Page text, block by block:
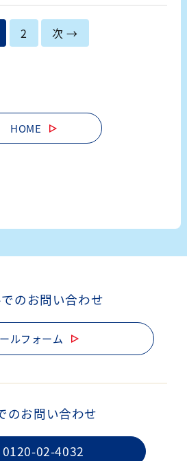
投
ペ
ー
2 次 →
HOME
のお問い合わせ
0120-02-4032
のお問い合わせ
ルフォーム